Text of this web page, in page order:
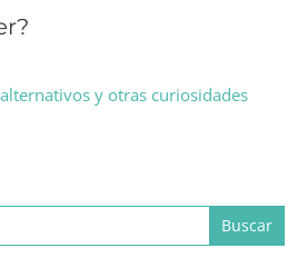
y otras curiosidades